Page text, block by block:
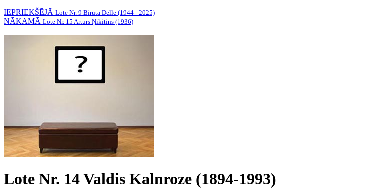
IEPRIEKŠĒJĀ Lote Nr. 9 Biruta Delle (1944 - 2025)
NĀKAMĀ Lote Nr. 15 Artūrs Ņikitins (1936)
Lote Nr. 14 Valdis Kalnroze (1894-1993)